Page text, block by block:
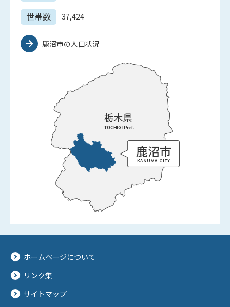
世帯数 37,424
鹿沼市の人口状況
ホームページについて
リンク集
サイトマップ